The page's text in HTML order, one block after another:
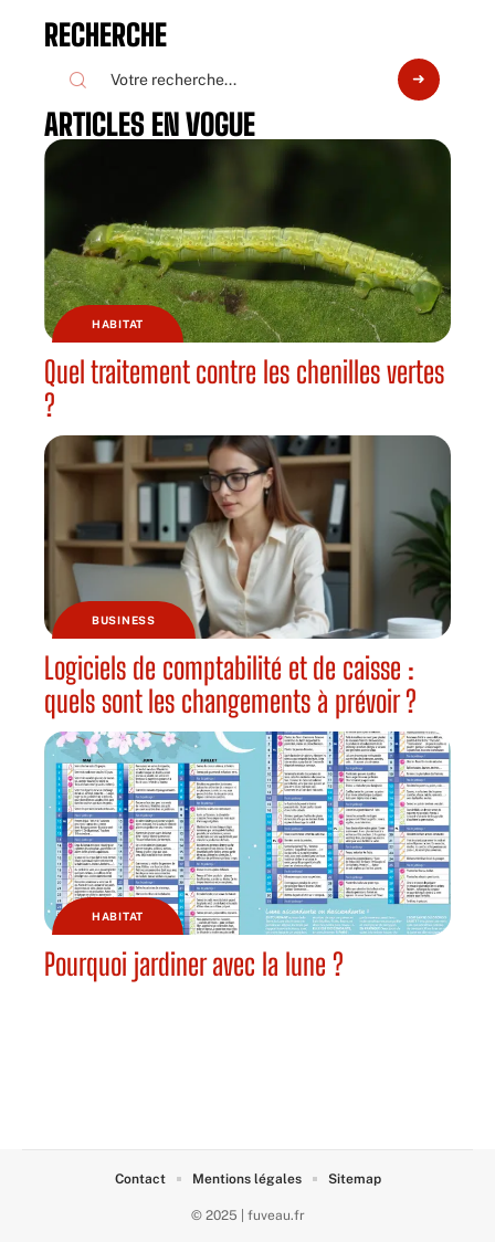
RECHERCHE
ARTICLES EN VOGUE
HABITAT
Quel traitement contre les chenilles vertes
?
BUSINESS
Logiciels de comptabilité et de caisse :
quels sont les changements à prévoir ?
HABITAT
Pourquoi jardiner avec la lune ?
© 2025 | fuveau.fr
Contact Mentions légales Sitemap